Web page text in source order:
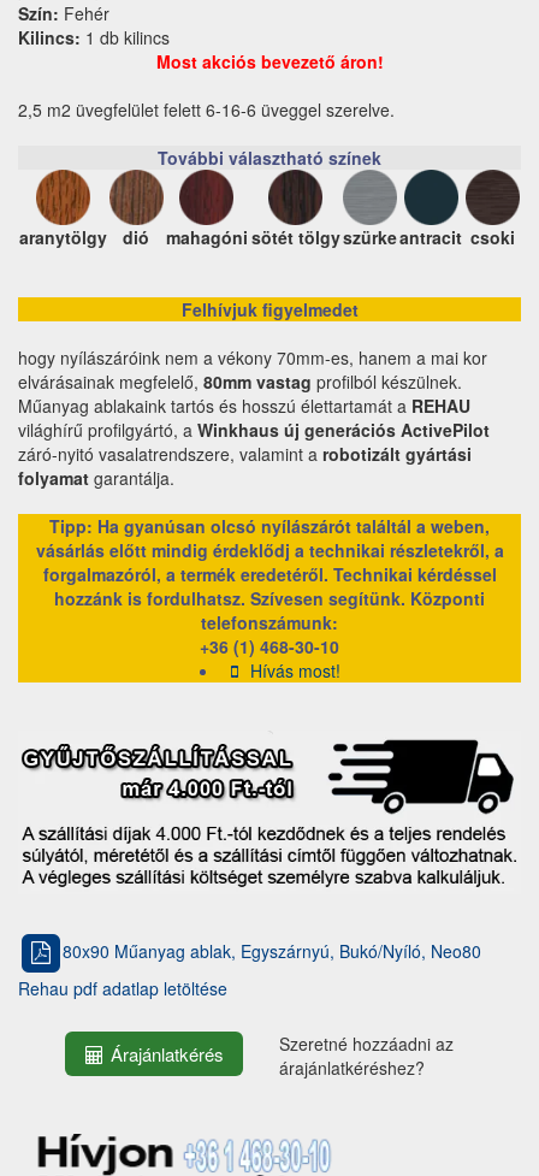
Szín: Fehér
Kilincs: 1 db kilincs
Most akciós bevezető áron!
2,5 m2 üvegfelület felett 6-16-6 üveggel szerelve.
További választható színek
aranytölgy dió mahagóni sötét tölgyszürkeantracit csoki
Felhívjuk figyelmedet
hogy nyílászáróink nem a vékony 70mm-es, hanem a mai kor
elvárásainak megfelelő, 80mm vastag profilból készülnek.
Műanyag ablakaink tartós és hosszú élettartamát a REHAU
világhírű profilgyártó, a Winkhaus új generációs ActivePilot
záró-nyitó vasalatrendszere, valamint a robotizált gyártási
folyamat garantálja.
Tipp: Ha gyanúsan olcsó nyílászárót találtál a weben,
vásárlás előtt mindig érdeklődj a technikai részletekről, a
forgalmazóról, a termék eredetéről. Technikai kérdéssel
hozzánk is fordulhatsz. Szívesen segítünk. Központi
telefonszámunk:
+36 (1) 468-30-10
Hívás most!
80x90 Műanyag ablak, Egyszárnyú, Bukó/Nyíló, Neo80
Rehau pdf adatlap letöltése
Árajánlatkérés
Szeretné hozzáadni az
árajánlatkéréshez?